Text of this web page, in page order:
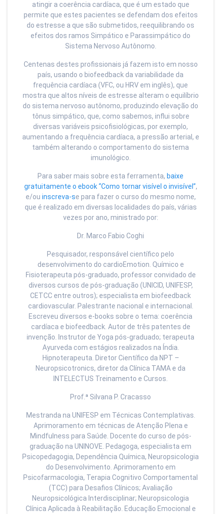
atingir a coerência cardíaca, que é um estado que
permite que estes pacientes se defendam dos efeitos
do estresse a que são submetidos, reequilibrando os
efeitos dos ramos Simpático e Parassimpático do
Sistema Nervoso Autônomo.
Centenas destes profissionais já fazem isto em nosso
país, usando o biofeedback da variabilidade da
frequência cardíaca (VFC, ou HRV em inglês), que
mostra que altos níveis de estresse alteram o equilíbrio
do sistema nervoso autônomo, produzindo elevação do
tônus simpático, que, como sabemos, influi sobre
diversas variáveis psicofisiológicas, por exemplo,
aumentando a frequência cardíaca, a pressão arterial, e
também alterando o comportamento do sistema
imunológico.
Para saber mais sobre esta ferramenta, baixe
gratuitamente o ebook “Como tornar visível o invisível”,
e/ou inscreva-se para fazer o curso do mesmo nome,
que é realizado em diversas localidades do país, várias
vezes por ano, ministrado por:
Dr. Marco Fabio Coghi
Pesquisador, responsável científico pelo
desenvolvimento do cardioEmotion. Químico e
Fisioterapeuta pós-graduado, professor convidado de
diversos cursos de pós-graduação (UNICID, UNIFESP,
CETCC entre outros); especialista em biofeedback
cardiovascular. Palestrante nacional e internacional.
Escreveu diversos e-books sobre o tema: coerência
cardíaca e biofeedback. Autor de três patentes de
invenção. Instrutor de Yoga pós-graduado; terapeuta
Ayurveda com estágios realizados na Índia.
Hipnoterapeuta. Diretor Científico da NPT –
Neuropsicotronics, diretor da Clínica TAMA e da
INTELECTUS Treinamento e Cursos.
Prof.ª Silvana P. Cracasso
Mestranda na UNIFESP em Técnicas Contemplativas.
Aprimoramento em técnicas de Atenção Plena e
Mindfulness para Saúde. Docente do curso de pós-
graduação na UNINOVE. Pedagoga, especialista em
Psicopedagogia, Dependência Química, Neuropsicologia
do Desenvolvimento. Aprimoramento em
Psicofarmacologia, Terapia Cognitivo Comportamental
(TCC) para Desafios Clínicos; Avaliação
Neuropsicológica Interdisciplinar; Neuropsicologia
Clínica Aplicada à Reabilitação. Educação Emocional e